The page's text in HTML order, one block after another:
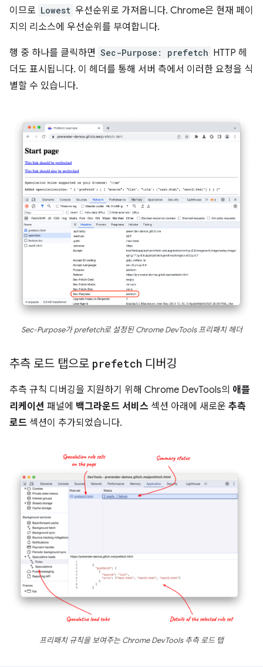
이므로 Lowest 우선순위로 가져옵니다. Chrome은 현재 페이
지의 리소스에 우선순위를 부여합니다.
행 중 하나를 클릭하면 Sec-Purpose: prefetch HTTP 헤
더도 표시됩니다. 이 헤더를 통해 서버 측에서 이러한 요청을 식
별할 수 있습니다.
Sec-Purpose가 prefetch로 설정된 Chrome DevTools 프리패치 헤더
추측 로드 탭으로 prefetch 디버깅
추측 규칙 디버깅을 지원하기 위해 Chrome DevTools의 애플
리케이션 패널에 백그라운드 서비스 섹션 아래에 새로운 추측
로드 섹션이 추가되었습니다.
프리패치 규칙을 보여주는 Chrome DevTools 추측 로드 탭